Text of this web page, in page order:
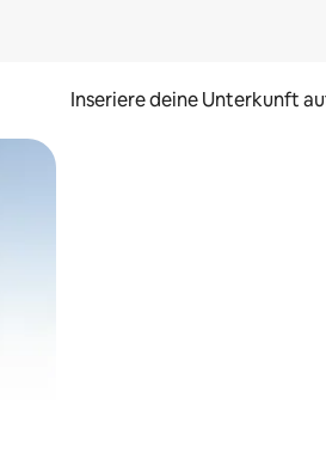
Inseriere deine Unterkunft